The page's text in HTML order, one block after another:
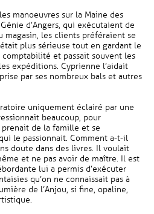
manoeuvres sur la Maine des
d’Angers, qui exécutaient de
magasin, les clients préféraient se
plus sérieuse tout en gardant le
et passait souvent les
expéditions. Cyprienne l’aidait
par ses nombreux bals et autres
uniquement éclairé par une
beaucoup, pour
de la famille et se
le passionnait. Comment a-t-il
doute dans des livres. Il voulait
et ne pas avoir de maître. Il est
lui a permis d’exécuter
qu’on ne connaissait pas à
de l’Anjou, si fine, opaline,